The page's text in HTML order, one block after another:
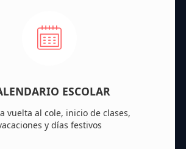
ESCOLAR
vuelta al cole, inicio de clases,
y días festivos